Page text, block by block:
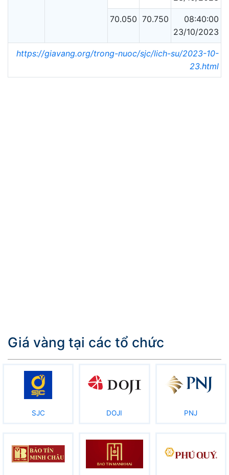
70.050 70.750
08:40:00
23/10/2023
https://giavang.org/trong-nuoc/sjc/lich-su/2023-10-
23.html
Giá vàng tại các tổ chức
SJC DOJI PNJ